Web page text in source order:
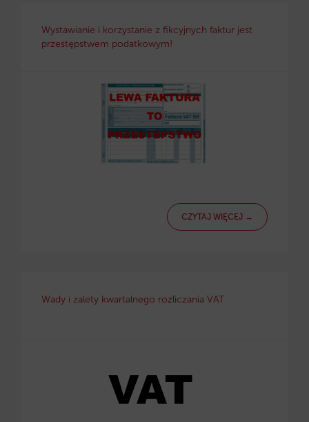
Wystawianie i korzystanie z fikcyjnych faktur jest
przestępstwem podatkowym!
CZYTAJ WIĘCEJ →
Wady i zalety kwartalnego rozliczania VAT